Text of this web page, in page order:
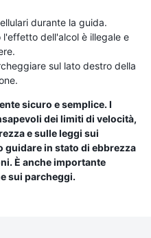
durante la guida.
dell'alcol è illegale e
sul lato destro della
sicuro e semplice. I
dei limiti di velocità,
e sulle leggi sui
guidare in stato di ebbrezza
È anche importante
sui parcheggi.